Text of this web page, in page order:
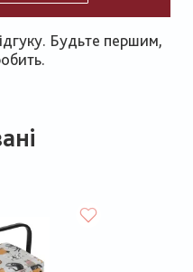
Будьте першим,